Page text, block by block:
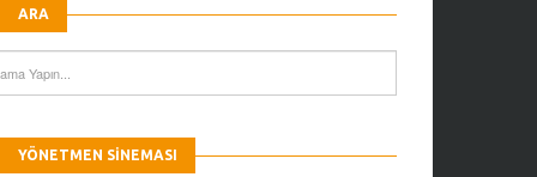
ARA
YÖNETMEN SINEMASI